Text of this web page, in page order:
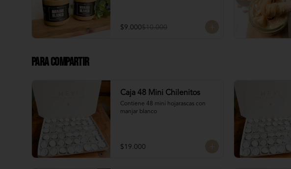
$9.000$10.000
Para Compartir
Caja 48 Mini Chilenitos
Contiene 48 mini hojarascas con
manjar blanco
$19.000